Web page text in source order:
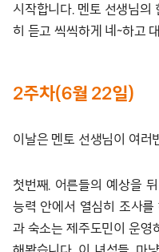
시작합니다. 멘토 선생님의
히 듣고 씩씩하게 네~하고
2주차(6월 22일)
이날은 멘토 선생님이 여러
첫번째. 어른들의 예상을
능력 안에서 열심히 조사
과 숙소는 제주도민이 운영